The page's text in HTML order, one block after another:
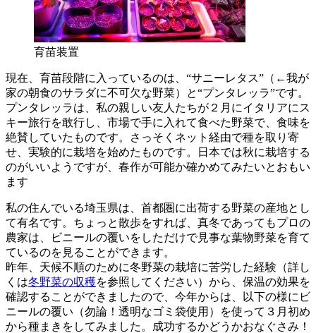
育苗装置
現在、育苗段階に入っているのは、“サニーレタス”（←我が
家の朝食のサラダに不可欠な野菜）と“プンタレッラ”です。
プンタレッラは、私の親しい友人たちが２月にイタリアにス
キー旅行を敢行し、市場で手に入れて食べた野菜で、食味を
絶賛していたものです。さっそくネット経由で種を取り寄
せ、実験的に栽培を始めたものです。日本では秋に栽培する
のがいいようですが、春作が可能か確かめてみたいとおもい
ます
私の住んでいる埼玉県は、首都圏に出荷する野菜の産地とし
て有名です。ちょっと散歩をすれば、真冬であってもプロの
農家は、ビニールの覆いをしただけで見事な葉物野菜を育て
ているのを見ることができます。
昨年、天候不順のために冬野菜の栽培に苦労した経験（詳し
くは冬野菜の収穫を参照してください）から、保温の効果を
確認することができましたので、今年からは、以下の様にビ
ニールの覆い（勿論！透明なゴミ袋使用）を使って３月初め
から種まきをしてみました。成功するかどうかおなぐさみ！